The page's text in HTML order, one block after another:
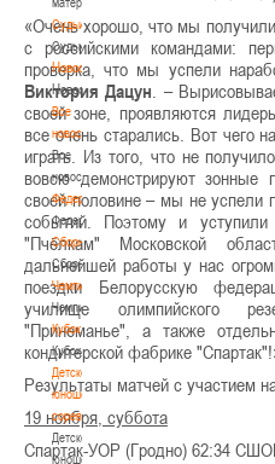
Судьи
Судьи
Новости
Новости
Все
новости
Все
новости
Федерация
Федерация
Сборные
Сборные
Чемпионат
Чемпионат
Кубок
Кубок
Детско-
юношеские
соревнования
Детско-
юношеские
«Очень хорошо, что мы
с российскими командами:
проверка, что мы успели
Виктория Дацун . –
своей зоне, проявляются
все очень старались. Вот чего
играть. Из того, что не
вовсю демонстрируют зонные
своей половине – мы не успели
событий. Поэтому и уступили
"Пчёлкам" Московской
дальнейшей работы у нас
поездки Белорусскую
училище олимпийского
"Принеманье", а также
кондитерской фабрике
Результаты матчей с участием
19 ноября, суббота
Спартак-УОР (Гродно) 62:34